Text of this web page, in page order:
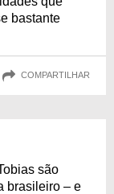
bastante
COMPARTILHAR
são
brasileiro – e